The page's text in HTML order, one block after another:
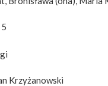
Krzyżanowski